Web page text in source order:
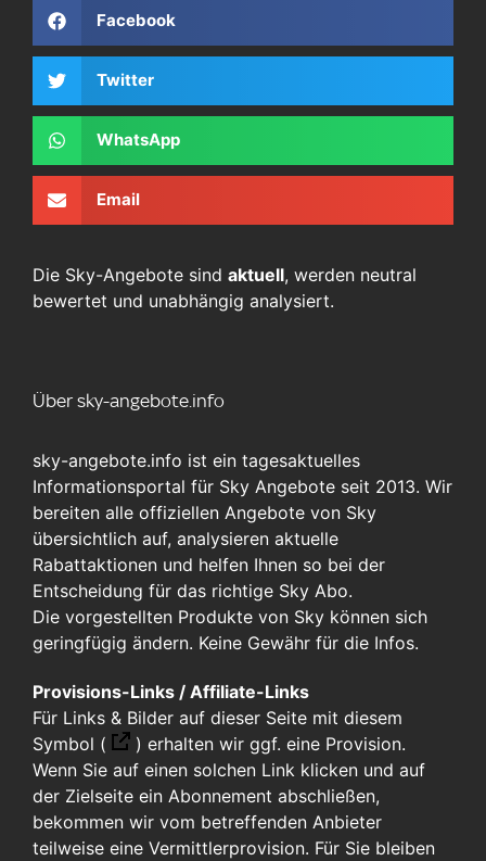
Facebook
Twitter
WhatsApp
Email
Die Sky-Angebote sind aktuell, werden neutral
bewertet und unabhängig analysiert.
Über sky-angebote.info
sky-angebote.info ist ein tagesaktuelles
Informationsportal für Sky Angebote seit 2013. Wir
bereiten alle offiziellen Angebote von Sky
übersichtlich auf, analysieren aktuelle
Rabattaktionen und helfen Ihnen so bei der
Entscheidung für das richtige Sky Abo.
Die vorgestellten Produkte von Sky können sich
geringfügig ändern. Keine Gewähr für die Infos.
Provisions-Links / Affiliate-Links
Für Links & Bilder auf dieser Seite mit diesem
Symbol (
) erhalten wir ggf. eine Provision.
Wenn Sie auf einen solchen Link klicken und auf
der Zielseite ein Abonnement abschließen,
bekommen wir vom betreffenden Anbieter
teilweise eine Vermittlerprovision. Für Sie bleiben